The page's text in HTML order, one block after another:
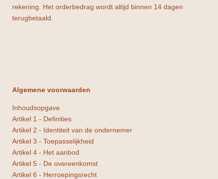
rekening. Het orderbedrag wordt altijd binnen 14 dagen
terugbetaald.
Algemene voorwaarden
Inhoudsopgave
Artikel 1 - Definities
Artikel 2 - Identiteit van de ondernemer
Artikel 3 - Toepasselijkheid
Artikel 4 - Het aanbod
Artikel 5 - De overeenkomst
Artikel 6 - Herroepingsrecht